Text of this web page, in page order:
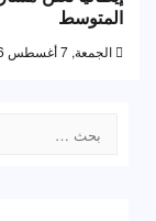
المتوسط
الجمعة, 7 أغسطس 2026, 2:39 م
عن: